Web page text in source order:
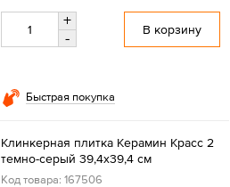
+
-
В корзину
Быстрая покупка
Клинкерная плитка Керамин Красс 2
темно-серый 39,4x39,4 см
Код товара: 167506